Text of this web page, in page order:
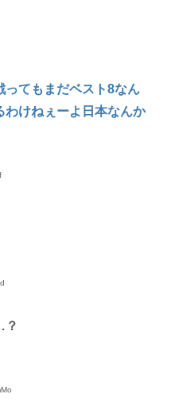
ってもまだベスト8なん
わけねぇーよ日本なんか
？